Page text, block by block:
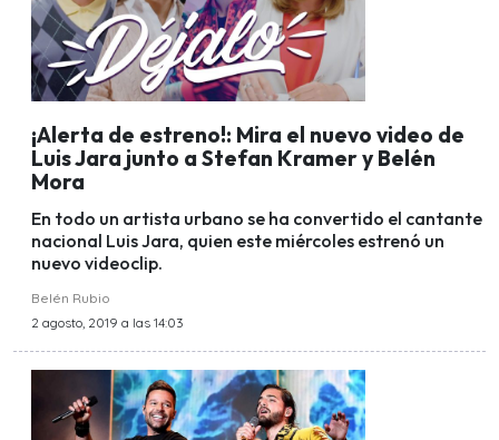
¡Alerta de estreno!: Mira el nuevo video de
Luis Jara junto a Stefan Kramer y Belén
Mora
En todo un artista urbano se ha convertido el cantante
nacional Luis Jara, quien este miércoles estrenó un
nuevo videoclip.
Belén Rubio
2 agosto, 2019 a las 14:03